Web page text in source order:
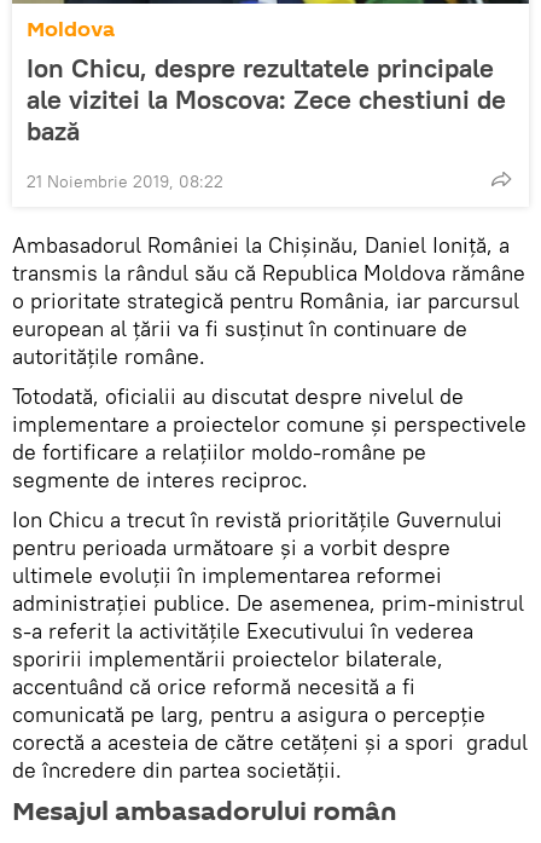
Moldova
Ion Chicu, despre rezultatele principale
ale vizitei la Moscova: Zece chestiuni de
bază
21 Noiembrie 2019, 08:22
Ambasadorul României la Chișinău, Daniel Ioniță, a
transmis la rândul său că Republica Moldova rămâne
o prioritate strategică pentru România, iar parcursul
european al țării va fi susținut în continuare de
autoritățile române.
Totodată, oficialii au discutat despre nivelul de
implementare a proiectelor comune și perspectivele
de fortificare a relațiilor moldo-române pe
segmente de interes reciproc.
Ion Chicu a trecut în revistă prioritățile Guvernului
pentru perioada următoare și a vorbit despre
ultimele evoluții în implementarea reformei
administrației publice. De asemenea, prim-ministrul
s-a referit la activitățile Executivului în vederea
sporirii implementării proiectelor bilaterale,
accentuând că orice reformă necesită a fi
comunicată pe larg, pentru a asigura o percepție
corectă a acesteia de către cetățeni și a spori gradul
de încredere din partea societății.
Mesajul ambasadorului român